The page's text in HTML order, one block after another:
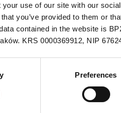
your use of our site with our
you’ve provided to them or
contained in the website is
KRS 0000369912, NIP
Preferences